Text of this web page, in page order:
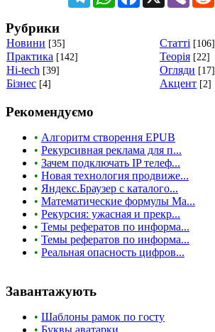
Рубрики
Новини [35] Статті [106]
Практика [142] Теорія [22]
Hi-tech [39] Огляди [17]
Бізнес [4] Акцент [2]
Рекомендуємо
• Алгоритм створення EPUB
• Рекурсивная реклама для п...
• Зачем подключать IP телеф...
• Новая технология продвиже...
• Яндекс.Браузер с каталого...
• Математические формулы Ma...
• Рекурсия: ужасная и прекр...
• Темы рефератов по информа...
• Темы рефератов по информа...
• Реальная опасность цифров...
Завантажують
• Шаблоны рамок по госту
• Буквы аватарки